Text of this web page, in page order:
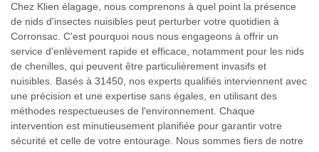
Chez Klien élagage, nous comprenons à quel point la présence
de nids d'insectes nuisibles peut perturber votre quotidien à
Corronsac. C'est pourquoi nous nous engageons à offrir un
service d'enlèvement rapide et efficace, notamment pour les nids
de chenilles, qui peuvent être particulièrement invasifs et
nuisibles. Basés à 31450, nos experts qualifiés interviennent avec
une précision et une expertise sans égales, en utilisant des
méthodes respectueuses de l'environnement. Chaque
intervention est minutieusement planifiée pour garantir votre
sécurité et celle de votre entourage. Nous sommes fiers de notre